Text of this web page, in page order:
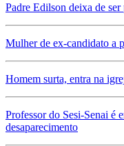
Padre Edilson deixa de ser
Mulher de ex-candidato a
Homem surta, entra na
Professor do Sesi-Senai é
desaparecimento